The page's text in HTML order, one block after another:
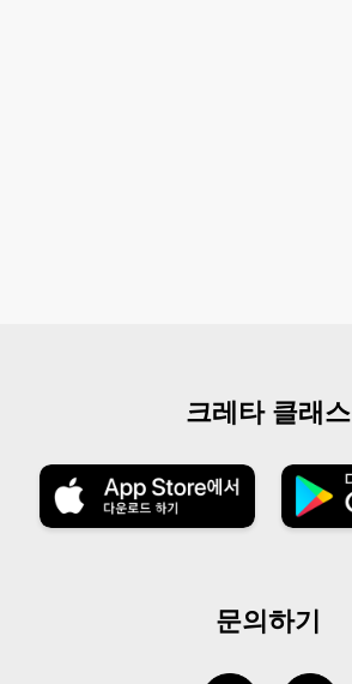
크레타 클래스
문의하기